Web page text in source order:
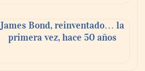
James Bond, reinventado… la
primera vez, hace 50 años